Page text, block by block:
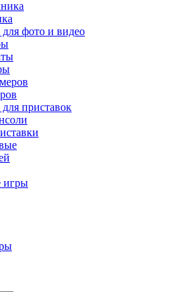
фото и видео
приставок
игры